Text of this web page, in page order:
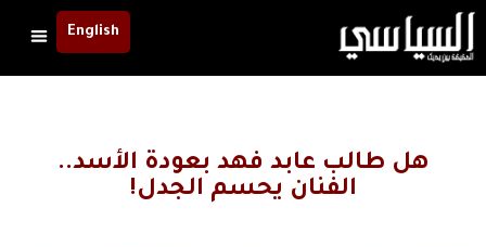
English
هل طالب عابد فهد بعودة الأسد..
الفنان يحسم الجدل!